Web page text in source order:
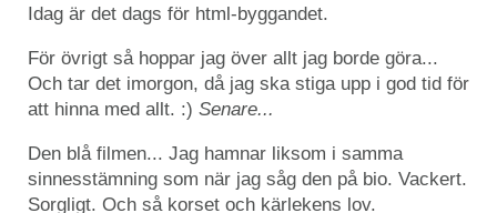
Idag är det dags för html-byggandet.
För övrigt så hoppar jag över allt jag borde göra...
Och tar det imorgon, då jag ska stiga upp i god tid för
att hinna med allt. :) Senare...
Den blå filmen... Jag hamnar liksom i samma
sinnesstämning som när jag såg den på bio. Vackert.
Sorgligt. Och så korset och kärlekens lov.